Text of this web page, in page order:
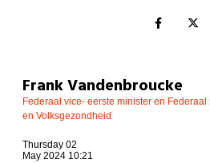
Frank Vandenbroucke
Federaal vice- eerste minister en
en Volksgezondheid
Thursday 02
May 2024 10:21